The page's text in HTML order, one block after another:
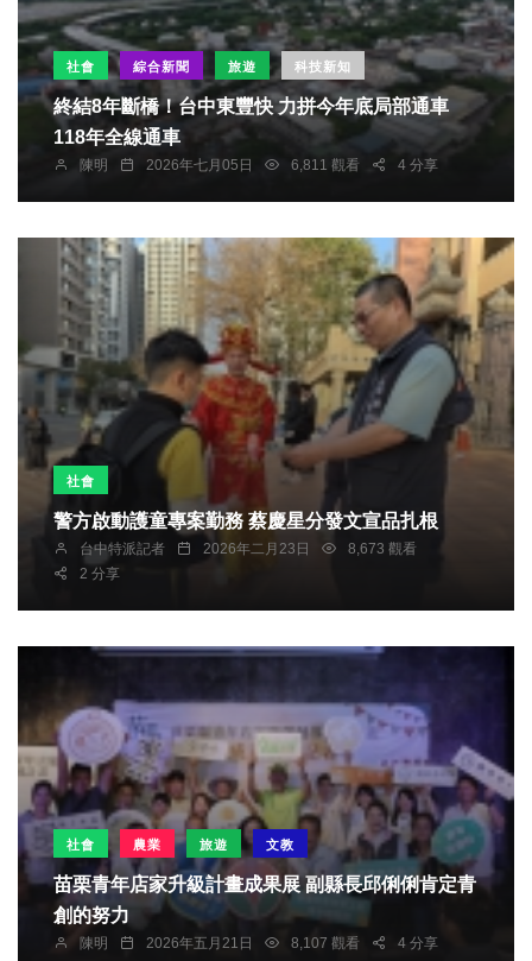
社會 綜合新聞 旅遊 科技新知
終結8年斷橋！台中東豐快 力拼今年底局部通車
118年全線通車
陳明 2026年七月05日 6,811 觀看 4 分享
社會
警方啟動護童專案勤務 蔡慶星分發文宣品扎根
台中特派記者 2026年二月23日
8,673 觀看
2 分享
社會 農業 旅遊 文教
苗栗青年店家升級計畫成果展 副縣長邱俐俐肯定青
創的努力
陳明 2026年五月21日 8,107 觀看 4 分享